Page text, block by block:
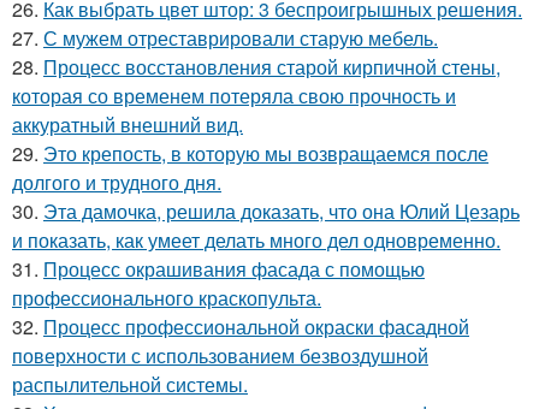
26. Как выбрать цвет штор: 3 беспроигрышных решения.
27. С мужем отреставрировали старую мебель.
28. Процесс восстановления старой кирпичной стены,
которая со временем потеряла свою прочность и
аккуратный внешний вид.
29. Это крепость, в которую мы возвращаемся после
долгого и трудного дня.
30. Эта дамочка, решила доказать, что она Юлий Цезарь
и показать, как умеет делать много дел одновременно.
31. Процесс окрашивания фасада с помощью
профессионального краскопульта.
32. Процесс профессиональной окраски фасадной
поверхности с использованием безвоздушной
распылительной системы.